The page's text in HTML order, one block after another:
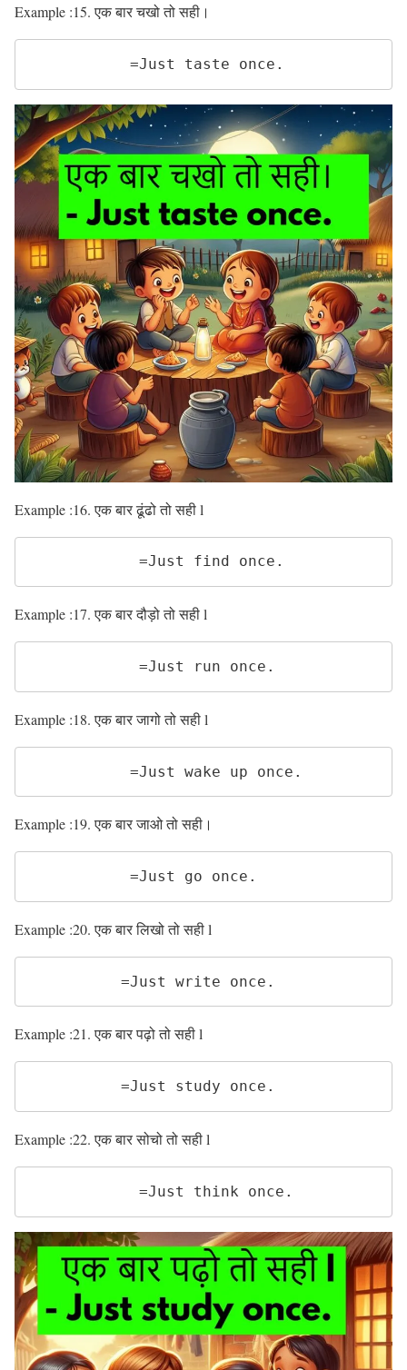
Example :15. एक बार चखो तो सही।
Example :16. एक बार ढूंढो तो सही l
            =Just find once.
Example :17. एक बार दौड़ो तो सही l
            =Just run once.
Example :18. एक बार जागो तो सही l
           =Just wake up once.
Example :19. एक बार जाओ तो सही।
           =Just go once.
Example :20. एक बार लिखो तो सही l
          =Just write once.
Example :21. एक बार पढ़ो तो सही l
          =Just study once.
Example :22. एक बार सोचो तो सही l
            =Just think once.